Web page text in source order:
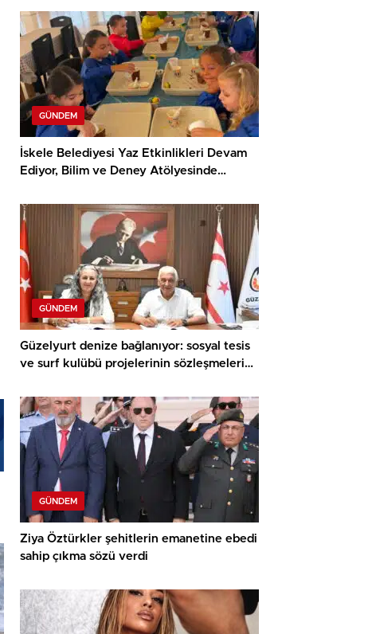
Ediyor
GÜNDEM
İskele Belediyesi Yaz Etkinlikleri Devam
Ediyor, Bilim ve Deney Atölyesinde
GÜNDEM
Güzelyurt denize bağlanıyor: sosyal tesis
ve surf kulübü projelerinin sözleşmeleri
GÜNDEM
Ziya Öztürkler şehitlerin emanetine ebedi
sahip çıkma sözü verdi